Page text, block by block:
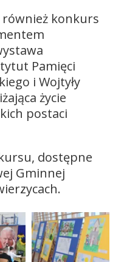
również konkurs
Pamięci
i Wojtyły
życie
postaci
dostępne
Gminnej